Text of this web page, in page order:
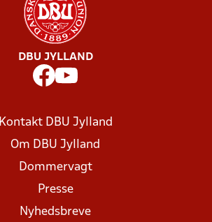
DBU JYLLAND
Kontakt DBU Jylland
Om DBU Jylland
Dommervagt
Presse
Nyhedsbreve